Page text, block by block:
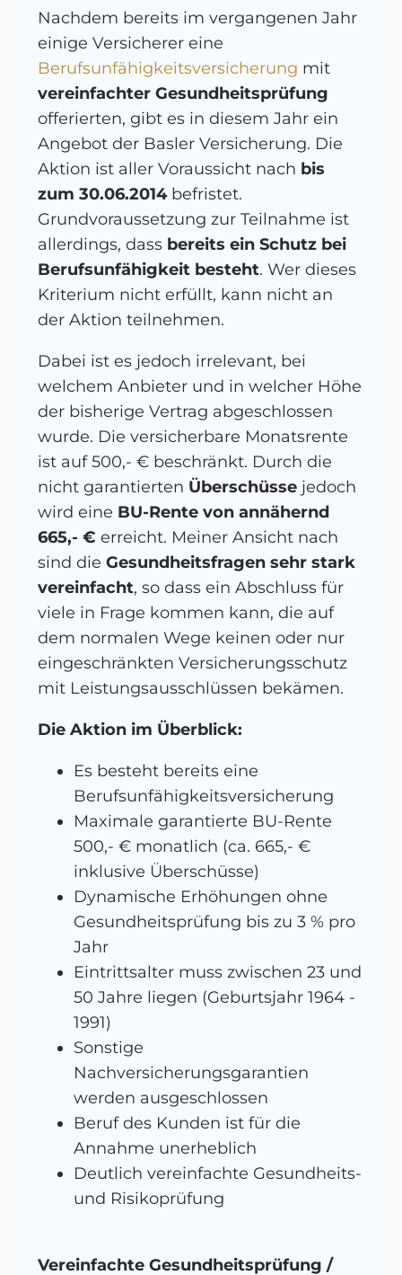
Nachdem bereits im vergangenen Jahr
einige Versicherer eine
Berufsunfähigkeitsversicherung mit
vereinfachter Gesundheitsprüfung
offerierten, gibt es in diesem Jahr ein
Angebot der Basler Versicherung. Die
Aktion ist aller Voraussicht nach bis
zum 30.06.2014befristet.
Grundvoraussetzung zur Teilnahme ist
allerdings, dass bereits ein Schutz bei
Berufsunfähigkeit besteht. Wer dieses
Kriterium nicht erfüllt, kann nicht an
der Aktion teilnehmen.
Dabei ist es jedoch irrelevant, bei
welchem Anbieter und in welcher Höhe
der bisherige Vertrag abgeschlossen
wurde. Die versicherbare Monatsrente
ist auf 500,- € beschränkt. Durch die
nicht garantierten Überschüsse jedoch
wird eine BU-Rente von annähernd
665,- € erreicht. Meiner Ansicht nach
sind dieGesundheitsfragen sehr stark
vereinfacht, so dass ein Abschluss für
viele in Frage kommen kann, die auf
dem normalen Wege keinen oder nur
eingeschränkten Versicherungsschutz
mit Leistungsausschlüssen bekämen.
Die Aktion im Überblick:
Es besteht bereits eine
Berufsunfähigkeitsversicherung
Maximale garantierte BU-Rente
500,- € monatlich (ca. 665,- €
inklusive Überschüsse)
Dynamische Erhöhungen ohne
Gesundheitsprüfung bis zu 3 % pro
Jahr
Eintrittsalter muss zwischen 23 und
50 Jahre liegen (Geburtsjahr 1964 -
1991)
Sonstige
Nachversicherungsgarantien
werden ausgeschlossen
Beruf des Kunden ist für die
Annahme unerheblich
Deutlich vereinfachte Gesundheits-
und Risikoprüfung
Vereinfachte Gesundheitsprüfung /